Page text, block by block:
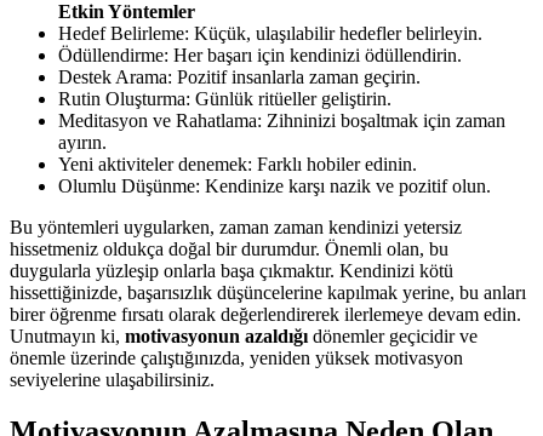
Etkin Yöntemler
Hedef Belirleme: Küçük, ulaşılabilir hedefler belirleyin.
Ödüllendirme: Her başarı için kendinizi ödüllendirin.
Destek Arama: Pozitif insanlarla zaman geçirin.
Rutin Oluşturma: Günlük ritüeller geliştirin.
Meditasyon ve Rahatlama: Zihninizi boşaltmak için zaman
ayırın.
Yeni aktiviteler denemek: Farklı hobiler edinin.
Olumlu Düşünme: Kendinize karşı nazik ve pozitif olun.
Bu yöntemleri uygularken, zaman zaman kendinizi yetersiz
hissetmeniz oldukça doğal bir durumdur. Önemli olan, bu
duygularla yüzleşip onlarla başa çıkmaktır. Kendinizi kötü
hissettiğinizde, başarısızlık düşüncelerine kapılmak yerine, bu anları
birer öğrenme fırsatı olarak değerlendirerek ilerlemeye devam edin.
Unutmayın ki, motivasyonun azaldığı dönemler geçicidir ve
önemle üzerinde çalıştığınızda, yeniden yüksek motivasyon
seviyelerine ulaşabilirsiniz.